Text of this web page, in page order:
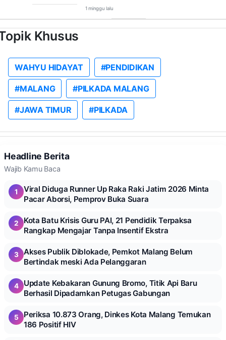
1 minggu lalu
Khusus
WAHYU HIDAYAT #PENDIDIKAN
#MALANG #PILKADA MALANG
#JAWA TIMUR #PILKADA
Headline Berita
Wajib Kamu Baca
1
Viral Diduga Runner Up Raka Raki Jatim 2026 Minta
Pacar Aborsi, Pemprov Buka Suara
2
Kota Batu Krisis Guru PAI, 21 Pendidik Terpaksa
Rangkap Mengajar Tanpa Insentif Ekstra
3
Akses Publik Diblokade, Pemkot Malang Belum
Bertindak meski Ada Pelanggaran
4
Update Kebakaran Gunung Bromo, Titik Api Baru
Berhasil Dipadamkan Petugas Gabungan
5
Periksa 10.873 Orang, Dinkes Kota Malang Temukan
186 Positif HIV